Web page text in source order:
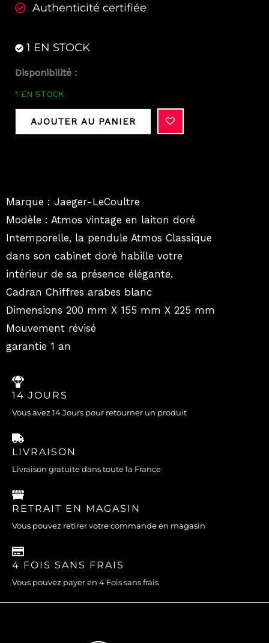
Authenticité certifiée
1 EN STOCK
Disponibilité :
1 EN STOCK
quantité
Classic
AJOUTER AU PANIER
Marque : Jaeger-LeCoultre
Modèle : Atmos vintage en laiton doré
Intemporelle, la pendule Atmos Classique
dans son cabinet doré habille votre
intérieur de sa présence élégante.
Cadran Chiffres arabes blanc
Dimensions 200 mm X 155 mm X 225 mm
Mouvement révisé
garantie 1 an
14 JOURS
Vous avez 14 Jours pour retourner un produit
LIVRAISON
Livraison gratuite dans toute la France
RETRAIT EN MAGASIN
Vous pouvez retirer votre commande en magasin
4 FOIS SANS FRAIS
Vous pouvez payer en 4 Fois sans frais